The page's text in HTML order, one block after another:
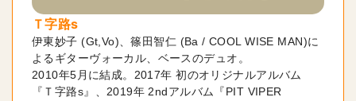
Ｔ字路s
伊東妙子 (Gt,Vo)、篠田智仁 (Ba / COOL WISE MAN)に
よるギターヴォーカル、ベースのデュオ。
2010年5月に結成。2017年 初のオリジナルアルバム
『Ｔ字路s』、2019年 2ndアルバム『PIT VIPER